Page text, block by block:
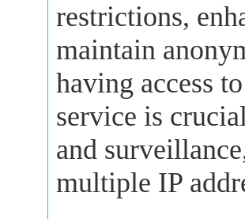
restrictions,
maintain
having access
service is
and
multiple IP